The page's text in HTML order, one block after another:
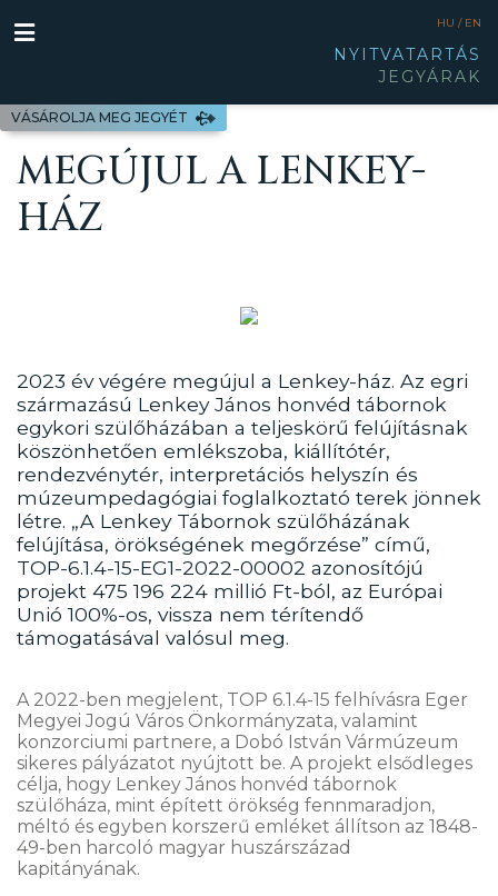
VÁSÁROLJA MEG JEGYÉT
HU / EN
NYITVATARTÁS
JEGYÁRAK
MEGÚJUL A LENKEY-
HÁZ
2023 év végére megújul a Lenkey-ház. Az egri
származású Lenkey János honvéd tábornok
egykori szülőházában a teljeskörű felújításnak
köszönhetően emlékszoba, kiállítótér,
rendezvénytér, interpretációs helyszín és
múzeumpedagógiai foglalkoztató terek jönnek
létre. „A Lenkey Tábornok szülőházának
felújítása, örökségének megőrzése” című,
TOP-6.1.4-15-EG1-2022-00002 azonosítójú
projekt 475 196 224 millió Ft-ból, az Európai
Unió 100%-os, vissza nem térítendő
támogatásával valósul meg.
A 2022-ben megjelent, TOP 6.1.4-15 felhívásra Eger
Megyei Jogú Város Önkormányzata, valamint
konzorciumi partnere, a Dobó István Vármúzeum
sikeres pályázatot nyújtott be. A projekt elsődleges
célja, hogy Lenkey János honvéd tábornok
szülőháza, mint épített örökség fennmaradjon,
méltó és egyben korszerű emléket állítson az 1848-
49-ben harcoló magyar huszárszázad
kapitányának.